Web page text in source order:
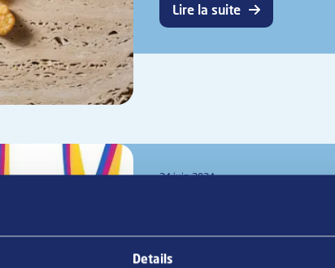
Details
Lire la suite
24 juin 2024
Le nouveau Mini
répond aux
préparations au four